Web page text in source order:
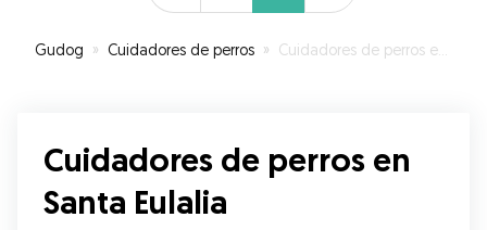
Gudog » Cuidadores de perros » Cuidadores de perros en Santa Eulalia
Cuidadores de perros en
Santa Eulalia